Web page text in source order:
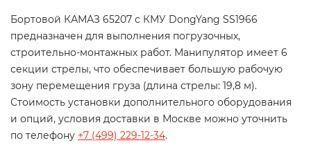
Бортовой КАМАЗ 65207 с КМУ DongYang SS1966
предназначен для выполнения погрузочных,
строительно-монтажных работ. Манипулятор имеет 6
секции стрелы, что обеспечивает большую рабочую
зону перемещения груза (длина стрелы: 19,8 м).
Стоимость установки дополнительного оборудования
и опций, условия доставки в Москве можно уточнить
по телефону +7 (499) 229-12-34.